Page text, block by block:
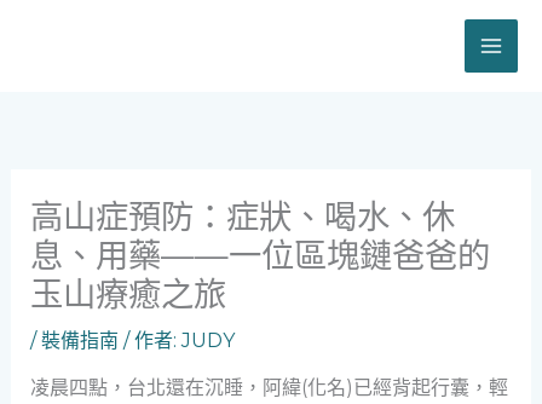
高山症預防：症狀、喝水、休
息、用藥——一位區塊鏈爸爸的
玉山療癒之旅
/裝備指南 / 作者:JUDY
凌晨四點，台北還在沉睡，阿緯(化名)已經背起行囊，輕